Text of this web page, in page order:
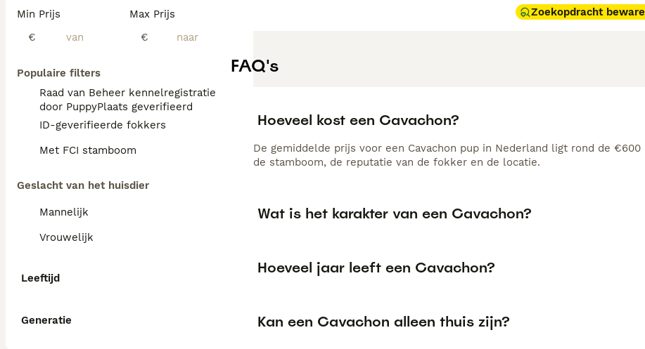
Min Prijs
€
Max Prijs
€
Populaire filters
Raad van Beheer kennelregistratie
door PuppyPlaats geverifieerd
ID-geverifieerde fokkers
Met FCI stamboom
Geslacht van het huisdier
Mannelijk
Vrouwelijk
Leeftijd
Generatie
Zoekopdracht
FAQ's
Hoeveel kost een Cavachon?
De gemiddelde prijs voor een Cavachon pup in Nederland ligt rond de
de stamboom, de reputatie van de fokker en de locatie.
Wat is het karakter van een Cavachon?
Hoeveel jaar leeft een Cavachon?
Kan een Cavachon alleen thuis zijn?